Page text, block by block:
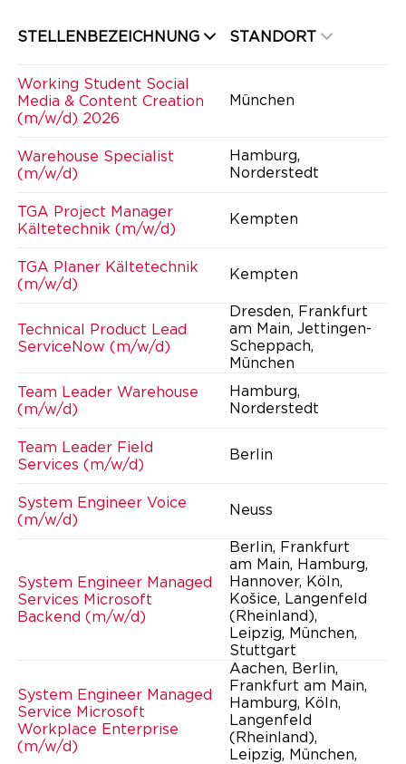
STELLENBEZEICHNUNG STANDORT
Working Student Social
Media & Content Creation
(m/w/d) 2026
München
Warehouse Specialist
(m/w/d)
Hamburg,
Norderstedt
TGA Project Manager
Kältetechnik (m/w/d)
Kempten
TGA Planer Kältetechnik
(m/w/d)
Kempten
Technical Product Lead
ServiceNow (m/w/d)
Dresden, Frankfurt
am Main, Jettingen-
Scheppach,
München
Team Leader Warehouse
(m/w/d)
Hamburg,
Norderstedt
Team Leader Field
Services (m/w/d)
Berlin
System Engineer Voice
(m/w/d)
Neuss
System Engineer Managed
Services Microsoft
Backend (m/w/d)
Berlin, Frankfurt
am Main, Hamburg,
Hannover, Köln,
Košice, Langenfeld
(Rheinland),
Leipzig, München,
Stuttgart
System Engineer Managed
Service Microsoft
Workplace Enterprise
(m/w/d)
Aachen, Berlin,
Frankfurt am Main,
Hamburg, Köln,
Langenfeld
(Rheinland),
Leipzig, München,